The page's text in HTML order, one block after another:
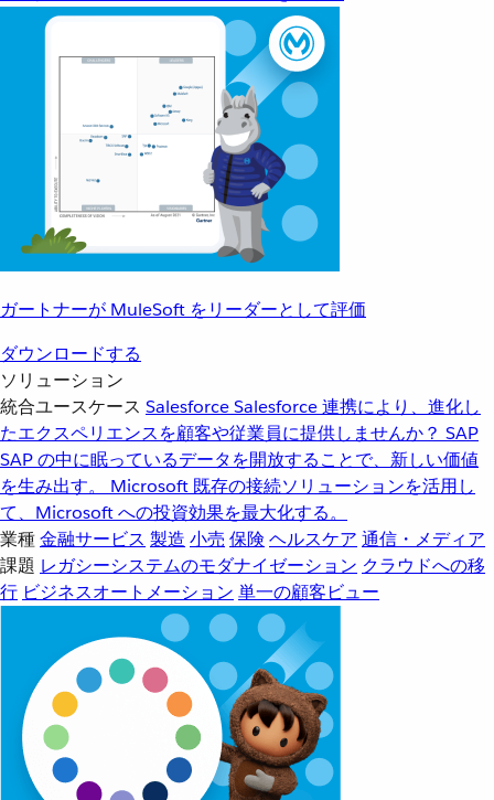
ガートナーが MuleSoft をリーダーとして評価
ダウンロードする
ソリューション
統合ユースケース SalesforceSalesforce 連携により、進化し
たエクスペリエンスを顧客や従業員に提供しませんか？ SAP
SAP の中に眠っているデータを開放することで、新しい価値
を生み出す。
Microsoft 既存の接続ソリューションを活用し
て、Microsoft への投資効果を最大化する。
業種金融サービス 製造 小売 保険 ヘルスケア 通信・メディア
課題 レガシーシステムのモダナイゼーション クラウドへの移
行 ビジネスオートメーション 単一の顧客ビュー